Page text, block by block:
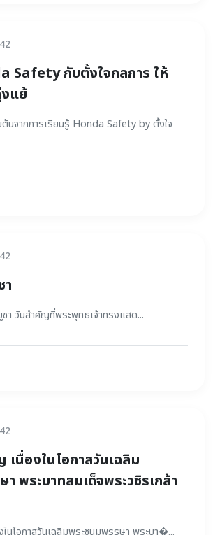
Safety กับตั้งใจกลการ ให้
แย้
นจากการเรียนรู้ Honda Safety by ตั้งใจ
ชา วันสำคัญที่พระพุทธเจ้าทรงแสด...
เนื่องในโอกาสวันเฉลิม
พระบาทสมเด็จพระวชิรเกล้า
นโอกาสวันเฉลิมพระชนมพรรษา พระบา�...